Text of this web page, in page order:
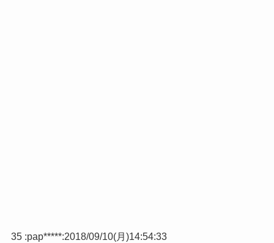
35 :pap*****:2018/09/10(月)14:54:33